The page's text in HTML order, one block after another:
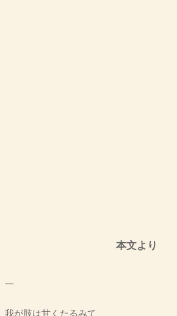
本文より
一
我が肢は甘くたるみて